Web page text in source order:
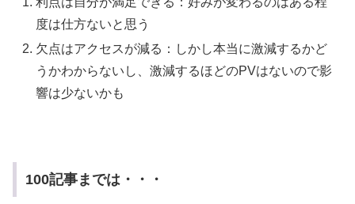
度は仕方ないと思う
欠点はアクセスが減る：しかし本当に激減するかど
うかわからないし、激減するほどのPVはないので影
響は少ないかも
100記事までは・・・